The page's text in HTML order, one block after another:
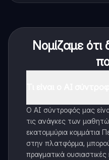
Νομίζαμε
Ο AI σύντροφός μας
τις ανάγκες των
εκατομμύρια κομμάτια
στην πλατφόρμα,
πραγματικά